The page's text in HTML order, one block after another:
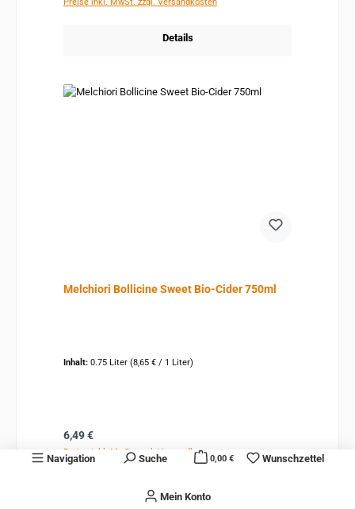
Navigation Suche Wunschzettel
Mein Konto
0,00 €
Preise inkl. MwSt. zzgl. Versandkosten
Details
Melchiori Bollicine Sweet Bio-Cider 750ml
Inhalt: 0.75 Liter (8,65 € / 1 Liter)
Regulärer Preis:
6,49 €
Preise inkl. MwSt. zzgl. Versandkosten
In den Warenkorb